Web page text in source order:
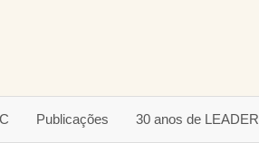
Publicações 30 anos de LEADER